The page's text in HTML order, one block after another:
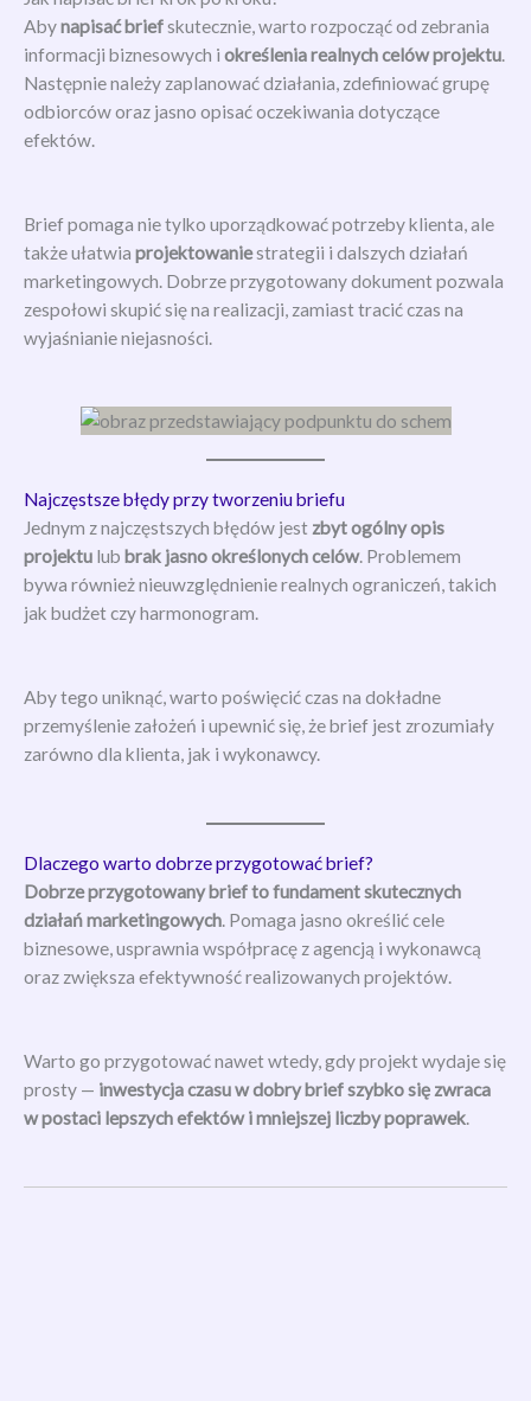
Abynapisać briefskutecznie, warto rozpocząć od zebrania
informacji biznesowych i określenia realnych celów projektu.
Następnie należy zaplanować działania, zdefiniować grupę
odbiorców oraz jasno opisać oczekiwania dotyczące
efektów.
Brief pomaga nie tylko uporządkować potrzeby klienta, ale
także ułatwia projektowaniestrategii i dalszych działań
marketingowych. Dobrze przygotowany dokument pozwala
zespołowi skupić się na realizacji, zamiast tracić czas na
wyjaśnianie niejasności.
Najczęstsze błędy przy tworzeniu briefu
Jednym z najczęstszych błędów jest zbyt ogólny opis
projektu lub brak jasno określonych celów. Problemem
bywa również nieuwzględnienie realnych ograniczeń, takich
jak budżet czy harmonogram.
Aby tego uniknąć, warto poświęcić czas na dokładne
przemyślenie założeń i upewnić się, że brief jest zrozumiały
zarówno dla klienta, jak i wykonawcy.
Dlaczego warto dobrze przygotować brief?
Dobrze przygotowany brief to fundament skutecznych
działań marketingowych. Pomaga jasno określić cele
biznesowe, usprawnia współpracę z agencją i wykonawcą
oraz zwiększa efektywność realizowanych projektów.
Warto go przygotować nawet wtedy, gdy projekt wydaje się
prosty — inwestycja czasu w dobry brief szybko się zwraca
w postaci lepszych efektów i mniejszej liczby poprawek.